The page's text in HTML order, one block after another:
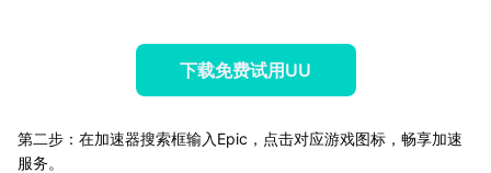
下载免费试用UU
第二步：在加速器搜索框输入Epic，点击对应游戏图标，畅享加速
服务。